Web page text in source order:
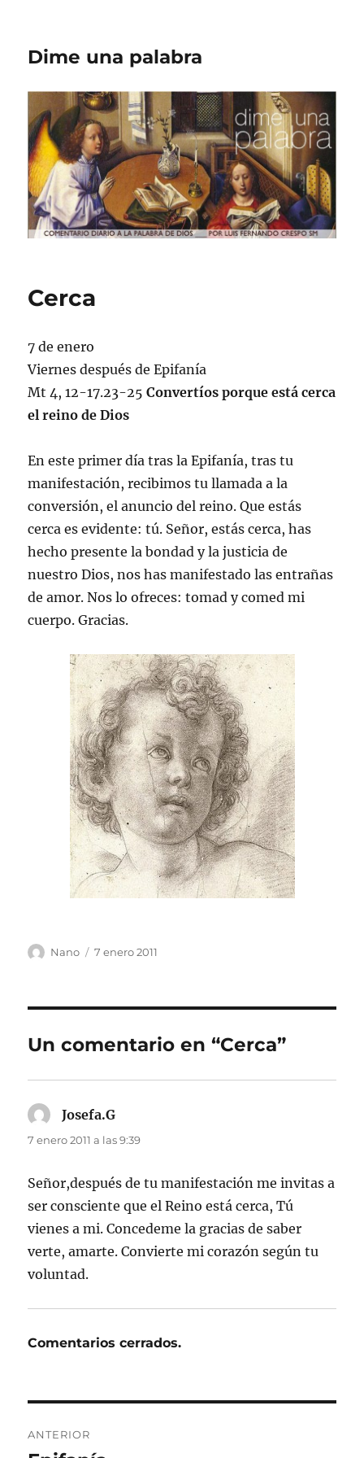
Dime una palabra
Cerca
7 de enero
Viernes después de Epifanía
Mt 4, 12-17.23-25Convertíos porque está cerca
el reino de Dios
En este primer día tras la Epifanía, tras tu
manifestación, recibimos tu llamada a la
conversión, el anuncio del reino. Que estás
cerca es evidente: tú. Señor, estás cerca, has
hecho presente la bondad y la justicia de
nuestro Dios, nos has manifestado las entrañas
de amor. Nos lo ofreces: tomad y comed mi
cuerpo. Gracias.
Autor
Nano
Publicado
7 enero 2011
Un comentario en “Cerca”
Josefa.G
7 enero 2011 a las 9:39
Señor,después de tu manifestación me invitas a
ser consciente que el Reino está cerca, Tú
vienes a mi. Concedeme la gracias de saber
verte, amarte. Convierte mi corazón según tu
voluntad.
Comentarios cerrados.
ANTERIOR